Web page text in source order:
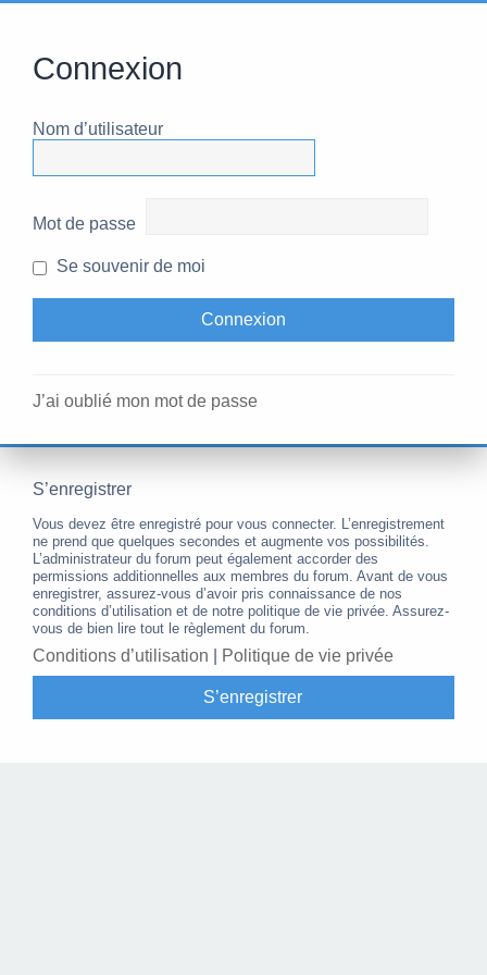
Connexion
Nom d’utilisateur
Mot de passe
Se souvenir de moi
J’ai oublié mon mot de passe
S’enregistrer
Vous devez être enregistré pour vous connecter. L’enregistrement
ne prend que quelques secondes et augmente vos possibilités.
L’administrateur du forum peut également accorder des
permissions additionnelles aux membres du forum. Avant de vous
enregistrer, assurez-vous d’avoir pris connaissance de nos
conditions d’utilisation et de notre politique de vie privée. Assurez-
vous de bien lire tout le règlement du forum.
Conditions d’utilisation Politique de vie privée
S’enregistrer